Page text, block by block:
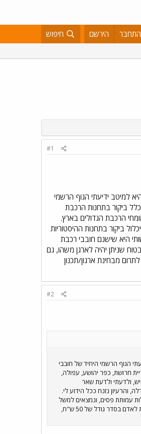
התחבר הירשם חיפוש
#1
למיטב ידיעתי הגוף הרשמי
ביקור בתחנות הרכבת
הרכבת הגדולים בארץ.
ביקור בתחנות ההיסטוריות
היא שישנם חובבי רכבת
שניתן יהיה לארגן משהו, גם
ובמיוחד אם יש לכם מה לתרום מבחינת ארגון/תכנון
#2
הגוף הרשמי היחיד של חובבי
חרושת, כפר יהושע, עפולה,
צמח ובגשרי הרכבת הגדולים ליד חמת גדר. הטיול הודרך ע"י פעילי העמותה, ובהם כמה ממומחי הרכבת הגדולים בארץ. בטיול השתתפו כ40 איש, ולדעתי ולדעת שאר
והרעיון נזנח ככל הידוע לי.
עמותת פסים, ונמצאים למשל
פה בפורום. אם נצליח ליצור מומנטום של ביקוש לטיול כזה, אני בטוח שניתן יהיה לארגן משהו, גם בלי העמותה. אז אם הייתם רוצים להשתתף בטיול כזה, בעלות לאדם בסדר גודל של 50 ש"ח,